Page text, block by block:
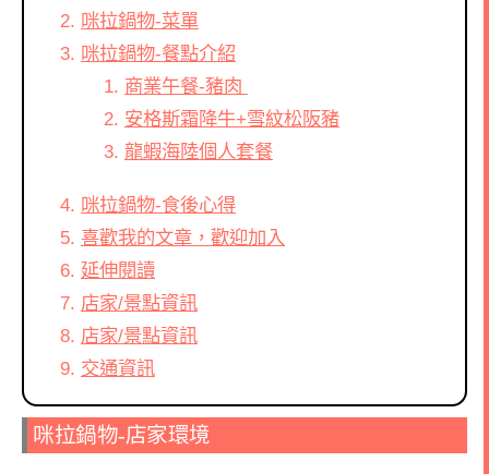
咪拉鍋物-菜單
咪拉鍋物-餐點介紹
商業午餐-豬肉
安格斯霜降牛+雪紋松阪豬
龍蝦海陸個人套餐
咪拉鍋物-食後心得
喜歡我的文章，歡迎加入
延伸閱讀
店家/景點資訊
店家/景點資訊
交通資訊
咪拉鍋物-店家環境